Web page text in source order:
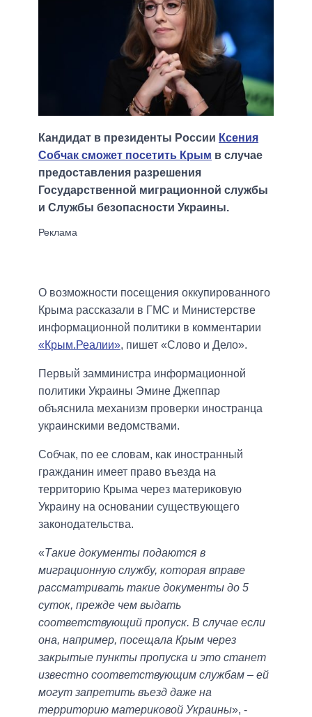
Кандидат в президенты России Ксения
Собчак сможет посетить Крым в случае
предоставления разрешения
Государственной миграционной службы
и Службы безопасности Украины.
О возможности посещения оккупированного
Крыма рассказали в ГМС и Министерстве
информационной политики в комментарии
«Крым.Реалии», пишет «Слово и Дело».
Первый замминистра информационной
политики Украины Эмине Джеппар
объяснила механизм проверки иностранца
украинскими ведомствами.
Собчак, по ее словам, как иностранный
гражданин имеет право въезда на
территорию Крыма через материковую
Украину на основании существующего
законодательства.
«Такие документы подаются в
миграционную службу, которая вправе
рассматривать такие документы до 5
суток, прежде чем выдать
соответствующий пропуск. В случае если
она, например, посещала Крым через
закрытые пункты пропуска и это станет
известно соответствующим службам – ей
могут запретить въезд даже на
территорию материковой Украины», -